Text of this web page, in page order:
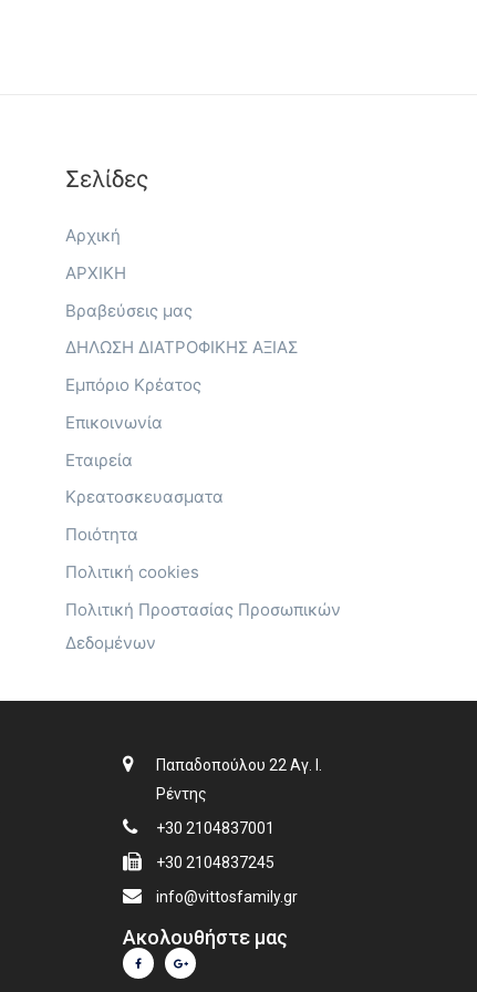
Σελίδες
Αρχική
ΑΡΧΙΚΗ
Βραβεύσεις μας
ΔΗΛΩΣΗ ΔΙΑΤΡΟΦΙΚΗΣ ΑΞΙΑΣ
Εμπόριο Κρέατος
Επικοινωνία
Εταιρεία
Κρεατοσκευασματα
Ποιότητα
Πολιτική cookies
Πολιτική Προστασίας Προσωπικών
Δεδομένων
Παπαδοπούλου 22 Αγ. Ι.
Ρέντης
+30 2104837001
+30 2104837245
info@vittosfamily.gr
Ακολουθήστε μας